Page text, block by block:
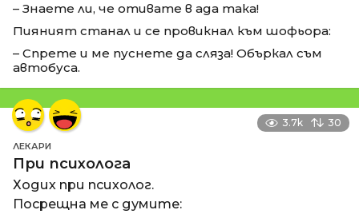
– Знаете ли, че отивате в ада така!
Пияният станал и се провикнал към шофьора:
– Спрете и ме пуснете да сляза! Объркал съм
автобуса.
3.7k 30
ЛЕКАРИ
При психолога
Ходих при психолог.
Посрещна ме с думите: